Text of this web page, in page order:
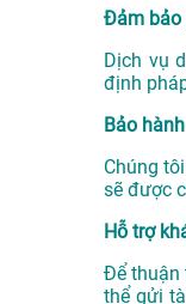
Đảm bảo
Dịch vụ
định
Bảo
Chúng
sẽ được
Hỗ trợ
Để thuận
thể gửi